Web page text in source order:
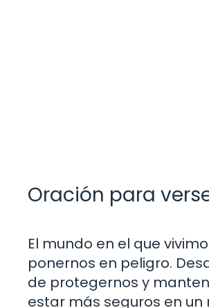
Oración para
El mundo en el que
ponernos en peligro.
de protegernos y
estar más seguros en